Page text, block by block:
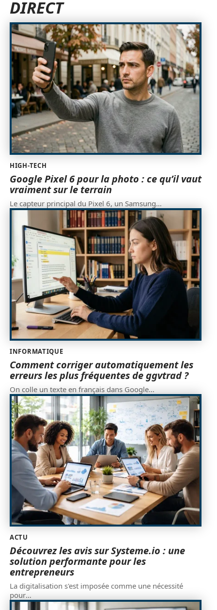
DIRECT
HIGH-TECH
Google Pixel 6 pour la photo : ce qu’il vaut
vraiment sur le terrain
Le capteur principal du Pixel 6, un Samsung…
INFORMATIQUE
Comment corriger automatiquement les
erreurs les plus fréquentes de ggvtrad ?
On colle un texte en français dans Google…
ACTU
Découvrez les avis sur Systeme.io : une
solution performante pour les
entrepreneurs
La digitalisation s'est imposée comme une nécessité
pour…